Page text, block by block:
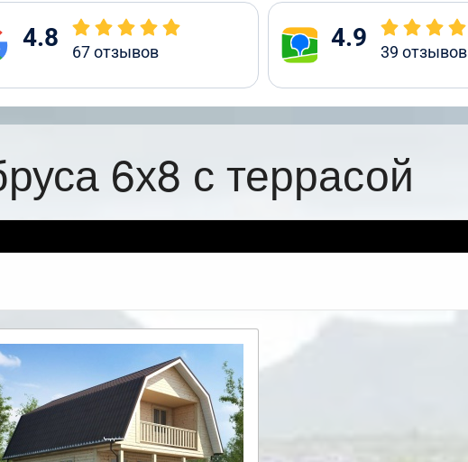
4.8 67отзывов 4.9 39 отзывов
6х8 с террасой